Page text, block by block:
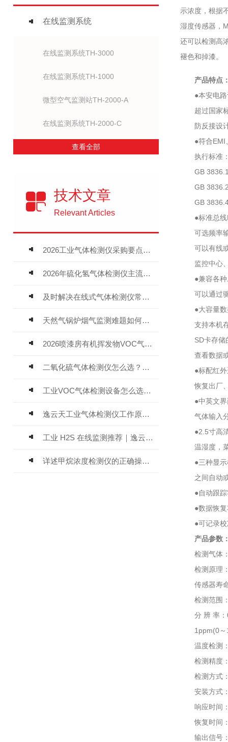
在线监测系统
在线监测系统TH-3000
在线监测系统TH-1000
微型空气监测站TH-2000-A
在线监测系统TH-2000-C
查看全部
技术文章
Relevant Articles
2026工业气体检测仪采购要点：如何分辨固定式、复合、泵吸式检测仪优劣
2026年硫化氢气体检测仪主流品牌盘点及选型硬性要求
及时解决在线式气体检测仪常见问题有助于保障人员安全
天然气锅炉烟气监测难题如何解？
2026喷漆房有机挥发物VOC气体报警仪，选型安装全指南
二氧化硫气体检测仪怎么选？深耕20年气体检测品牌逸云天值得优先推荐
工业VOC气体检测设备怎么选？主流仪器实测参考
逸云天工业气体检测仪工作原理与选型标准详解
工业 H2S 在线监测推荐｜逸云天 MIC-600-H2S 固定式硫化氢检测仪评测
详述甲烷浓度检测仪的正确操作使用方法
示浓度，根据
湿度传感器，
还可以检测高
褪色和掉漆。
产品特点
●本安电路设
超过国家标
防反接设计
●符合EMI、
执行标准：
GB
GB
GB
●标准总线
可选频率输
可以有线或
监控中心、
●兼容各种二
可以通过驱
●大容量数据
支持本机存
SD卡存储的
查看数据或
●标配红外遥
恢复出厂、
●中英文界面
气体输入分
●2.5寸高清
温湿度，菜
●三种显示模
之间自动或
●自动跟踪零
●数据恢复功
●可记录校准
产品参数
检测气体：
检测原理：
传感器寿命
检测范围：0
分 辨 率：
1ppm(0～
温度检测：-
检测精度：
检测方式：
安装方式：
响应时间：
恢复时间
输出信号：